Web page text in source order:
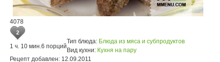
4078
2
1 ч. 10 мин.6 порций
Тип блюда: Блюда из мяса и субпродуктов
Вид кухни: Кухня на пару
Рецепт добавлен: 12.09.2011